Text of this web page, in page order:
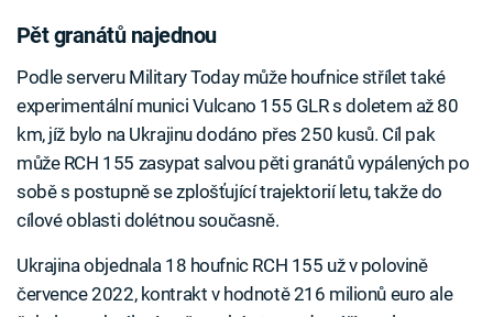
Pět granátů najednou
Podle serveru Military Today může houfnice střílet také
experimentální munici Vulcano 155 GLR s doletem až 80
km, jíž bylo na Ukrajinu dodáno přes 250 kusů. Cíl pak
může RCH 155 zasypat salvou pěti granátů vypálených po
sobě s postupně se zplošťující trajektorií letu, takže do
cílové oblasti dolétnou současně.
Ukrajina objednala 18 houfnic RCH 155 už v polovině
července 2022, kontrakt v hodnotě 216 milionů euro ale